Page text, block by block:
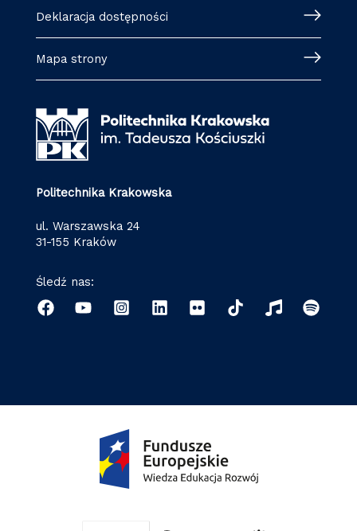
Deklaracja dostępności
Mapa strony
Politechnika Krakowska
ul. Warszawska 24
31-155 Kraków
Śledź nas: